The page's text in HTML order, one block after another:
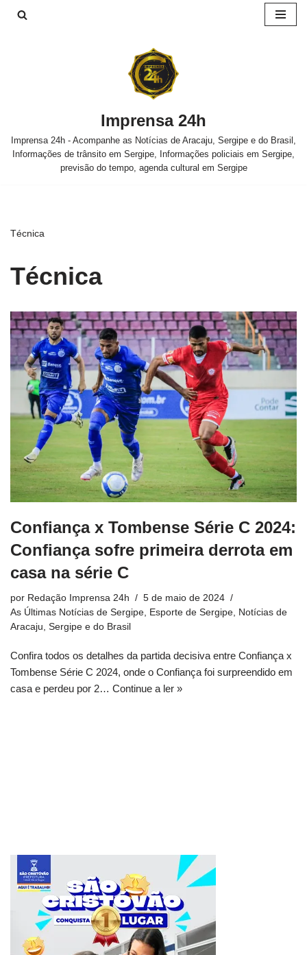
Imprensa 24h
Imprensa 24h - Acompanhe as Notícias de Aracaju, Sergipe e do Brasil,
Informações de trânsito em Sergipe, Informações policiais em Sergipe,
previsão do tempo, agenda cultural em Sergipe
Técnica
Técnica
Confiança x Tombense Série C 2024:
Confiança sofre primeira derrota em
casa na série C
por Redação Imprensa 24h
5 de maio de 2024
As Últimas Notícias de Sergipe, Esporte de Sergipe, Notícias de
Aracaju, Sergipe e do Brasil
Confira todos os detalhes da partida decisiva entre Confiança x
Tombense Série C 2024, onde o Confiança foi surpreendido em
casa e perdeu por 2… Continue a ler »